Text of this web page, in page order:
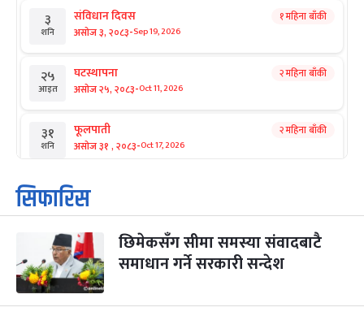
३
शनि
संविधान दिवस
असोज ३, २०८३-Sep 19, 2026
१ महिना बाँकी
२५
आइत
घटस्थापना
असोज २५, २०८३-Oct 11, 2026
२ महिना बाँकी
३१
शनि
फूलपाती
असोज ३१ , २०८३-Oct 17, 2026
२ महिना बाँकी
१
आइत
कार्तिक सङ्क्रान्ति
कार्तिक १, २०८३
३
मंगल
महानवमी
कार्तिक ३, २०८३-Oct 20, 2026
२ महिना बाँकी
४
सिफारिस
छिमेकसँग सीमा समस्या संवादबाटै
समाधान गर्ने सरकारी सन्देश